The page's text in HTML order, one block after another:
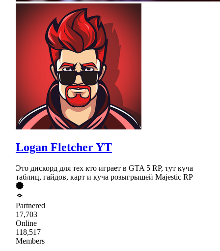
Logan Fletcher YT
Это дискорд для тех кто играет в GTA 5 RP, тут куча
таблиц, гайдов, карт и куча розыгрышей Majestic RP
Partnered
17,703
Online
118,517
Members